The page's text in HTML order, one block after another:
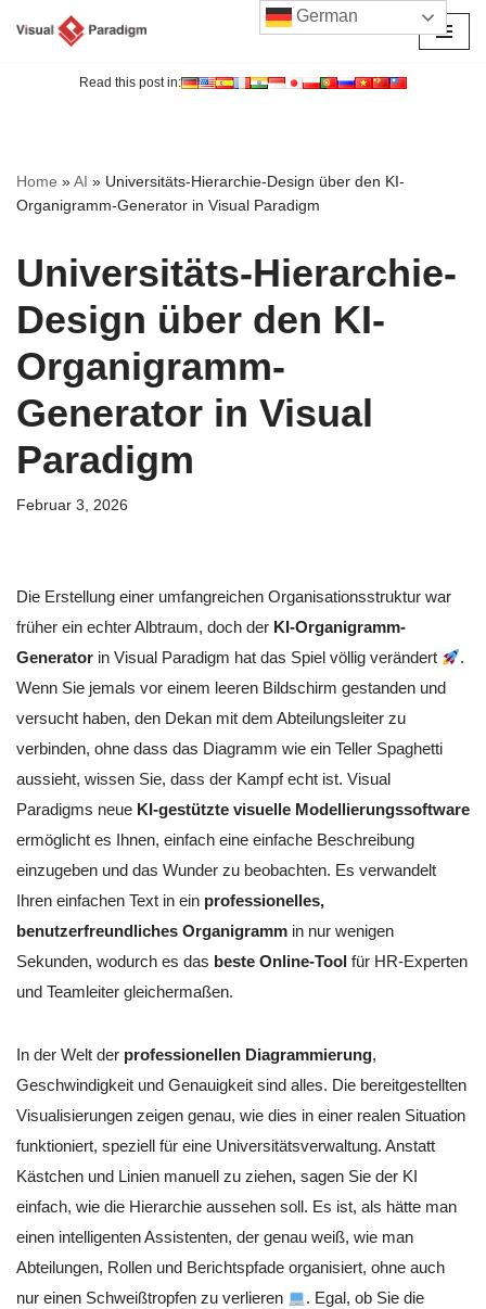
Read this post in:
Home »AI » Universitäts-Hierarchie-Design über den KI-
Organigramm-Generator in Visual Paradigm
Universitäts-Hierarchie-
Design über den KI-
Organigramm-
Generator in Visual
Paradigm
Februar 3, 2026
Die Erstellung einer umfangreichen Organisationsstruktur war
früher ein echter Albtraum, doch der KI-Organigramm-
Generator in Visual Paradigm hat das Spiel völlig verändert
.
Wenn Sie jemals vor einem leeren Bildschirm gestanden und
versucht haben, den Dekan mit dem Abteilungsleiter zu
verbinden, ohne dass das Diagramm wie ein Teller Spaghetti
aussieht, wissen Sie, dass der Kampf echt ist. Visual
Paradigms neue KI-gestützte visuelle Modellierungssoftware
ermöglicht es Ihnen, einfach eine einfache Beschreibung
einzugeben und das Wunder zu beobachten. Es verwandelt
Ihren einfachen Text in ein professionelles,
benutzerfreundliches Organigramm in nur wenigen
Sekunden, wodurch es das beste Online-Tool für HR-Experten
und Teamleiter gleichermaßen.
In der Welt der professionellen Diagrammierung,
Geschwindigkeit und Genauigkeit sind alles. Die bereitgestellten
Visualisierungen zeigen genau, wie dies in einer realen Situation
funktioniert, speziell für eine Universitätsverwaltung. Anstatt
Kästchen und Linien manuell zu ziehen, sagen Sie der KI
einfach, wie die Hierarchie aussehen soll. Es ist, als hätte man
einen intelligenten Assistenten, der genau weiß, wie man
Abteilungen, Rollen und Berichtspfade organisiert, ohne auch
nur einen Schweißtropfen zu verlieren
. Egal, ob Sie die
German